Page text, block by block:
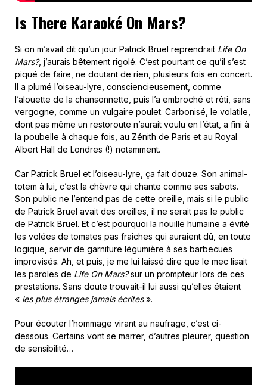
Is There Karaoké On Mars?
Si on m’avait dit qu’un jour Patrick Bruel reprendrait Life On
Mars?, j’aurais bêtement rigolé. C’est pourtant ce qu’il s’est
piqué de faire, ne doutant de rien, plusieurs fois en concert.
Il a plumé l’oiseau-lyre, consciencieusement, comme
l’alouette de la chansonnette, puis l’a embroché et rôti, sans
vergogne, comme un vulgaire poulet. Carbonisé, le volatile,
dont pas même un restoroute n’aurait voulu en l’état, a fini à
la poubelle à chaque fois, au Zénith de Paris et au Royal
Albert Hall de Londres (!) notamment.
Car Patrick Bruel et l’oiseau-lyre, ça fait douze. Son animal-
totem à lui, c’est la chèvre qui chante comme ses sabots.
Son public ne l’entend pas de cette oreille, mais si le public
de Patrick Bruel avait des oreilles, il ne serait pas le public
de Patrick Bruel. Et c’est pourquoi la nouille humaine a évité
les volées de tomates pas fraîches qui auraient dû, en toute
logique, servir de garniture légumière à ses barbecues
improvisés. Ah, et puis, je me lui laissé dire que le mec lisait
les paroles de Life On Mars?sur un prompteur lors de ces
prestations. Sans doute trouvait-il lui aussi qu’elles étaient
« les plus étranges jamais écrites».
Pour écouter l’hommage virant au naufrage, c’est ci-
dessous. Certains vont se marrer, d’autres pleurer, question
de sensibilité…